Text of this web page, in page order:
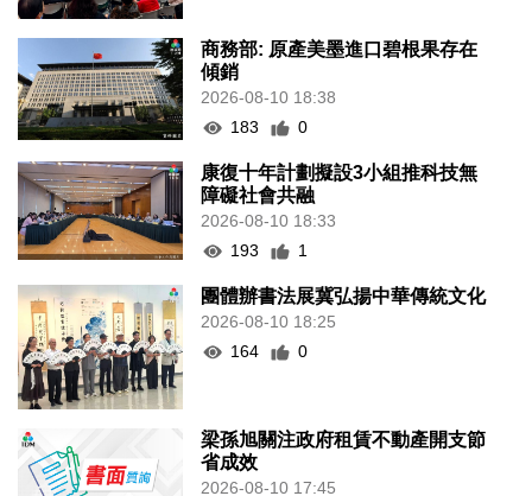
商務部: 原產美墨進口碧根果存在
傾銷
2026-08-10 18:38
183
0
康復十年計劃擬設3小組推科技無
障礙社會共融
2026-08-10 18:33
193
1
團體辦書法展冀弘揚中華傳統文化
2026-08-10 18:25
164
0
梁孫旭關注政府租賃不動產開支節
省成效
2026-08-10 17:45